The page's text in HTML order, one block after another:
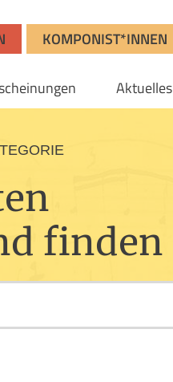
KOMPONIST*INNEN
Aktuelles
finden